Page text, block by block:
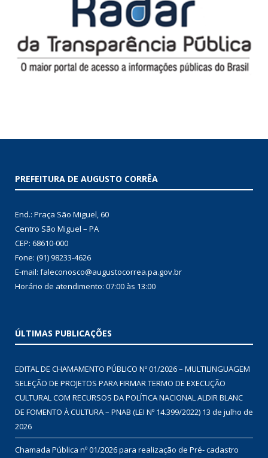
PREFEITURA DE AUGUSTO CORRÊA
End.: Praça São Miguel, 60
Centro São Miguel – PA
CEP: 68610-000
Fone: (91) 98233-4626
E-mail: faleconosco@augustocorrea.pa.gov.br
Horário de atendimento: 07:00 às 13:00
ÚLTIMAS PUBLICAÇÕES
EDITAL DE CHAMAMENTO PÚBLICO Nº 01/2026 – MULTILINGUAGEM
SELEÇÃO DE PROJETOS PARA FIRMAR TERMO DE EXECUÇÃO
CULTURAL COM RECURSOS DA POLÍTICA NACIONAL ALDIR BLANC
DE FOMENTO À CULTURA – PNAB (LEI Nº 14.399/2022) 13 de julho de
2026
Chamada Pública nº 01/2026 para realização de Pré- cadastro